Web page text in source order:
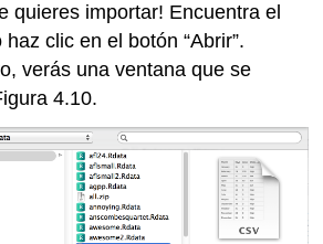
quieres importar! Encuentra el
clic en el botón “Abrir”.
verás una ventana que se
4.10.